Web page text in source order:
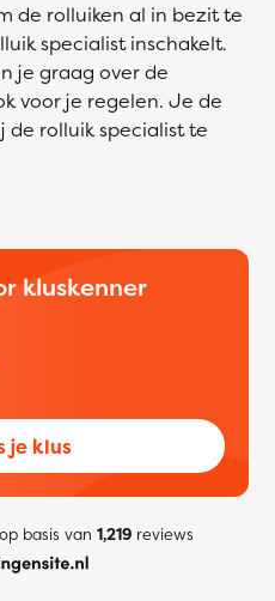
de rolluiken al in bezit te
specialist inschakelt.
je graag over de
voor je regelen. Je de
de rolluik specialist te
kluskenner
je klus
basis van 1,219reviews